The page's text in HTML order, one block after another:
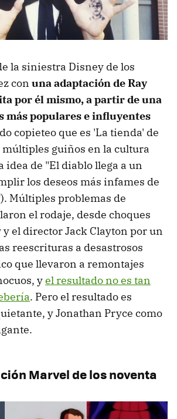
la siniestra Disney de los
con una adaptación de Ray
por él mismo, a partir de una
más populares e influyentes
copieteo que es 'La tienda' de
múltiples guiños en la cultura
idea de "El diablo llega a un
los deseos más infames de
Múltiples problemas de
el rodaje, desde choques
el director Jack Clayton por un
reescrituras a desastrosos
que llevaron a remontajes
yel resultado no es tan
. Pero el resultado es
y Jonathan Pryce como
Marvel de los noventa